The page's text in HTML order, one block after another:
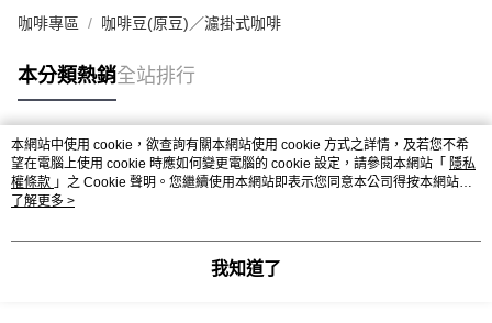
權轉讓予恩沛科技股份有限公司。
https://aftee.tw/terms/#terms3
任。
４．使用「AFTEE先享後付」時，將依據個別帳號之用戶狀況，依本公司即
時審查核予不同之上限額度；若仍有額度不足之情形，本公司將視審查結果
請求用戶進行身份認證。
５．嚴禁一人註冊多個帳號或使用他人資訊註冊。若發現惡意使用之情形，
每筆NT$90，滿NT$990(含以上)免運費
宅配-新竹物流
每筆NT$150，滿NT$2,000(含以上)免運費
離島客戶-中華郵政
每筆NT$120，滿NT$2,000(含以上)免運費
咖啡專區 咖啡豆(原豆)／濾掛式咖啡
本分類熱銷全站排行
熱門標籤
本網站中使用 cookie，欲查詢有關本網站使用 cookie 方式之詳情，及若您不希
望在電腦上使用 cookie 時應如何變更電腦的 cookie 設定，請參閱本網站「 隱私
權條款 」之 Cookie 聲明。您繼續使用本網站即表示您同意本公司得按本網站使
用條款之 Cookie 聲明使用 cookie。
了解更多 >
我知道了